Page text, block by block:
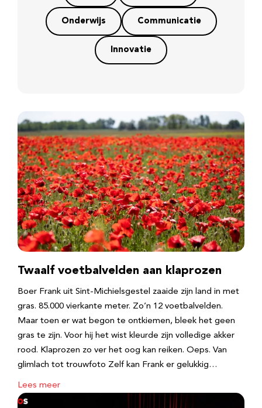
Onderwijs Communicatie
Innovatie
Twaalf voetbalvelden aan klaprozen
Boer Frank uit Sint-Michielsgestel zaaide zijn land in met
gras. 85.000 vierkante meter. Zo’n 12 voetbalvelden.
Maar toen er wat begon te ontkiemen, bleek het geen
gras te zijn. Voor hij het wist kleurde zijn volledige akker
rood. Klaprozen zo ver het oog kan reiken. Oeps. Van
glimlach tot trouwfoto Zelf kan Frank er gelukkig…
Lees meer